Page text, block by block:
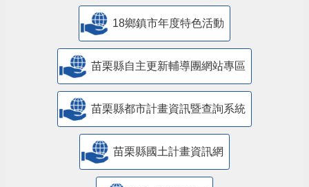
18鄉鎮市年度特色活動
苗栗縣自主更新輔導團網站專區
苗栗縣都市計畫資訊暨查詢系統
苗栗縣國土計畫資訊網